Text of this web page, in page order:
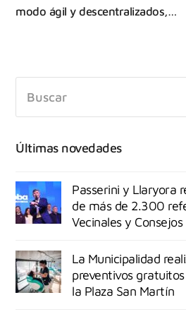
modo ágil y descentralizados,…
Últimas novedades
Passerini y Llaryora
de más de 2.300
Vecinales y
La Municipalidad
preventivos
la Plaza San Martín